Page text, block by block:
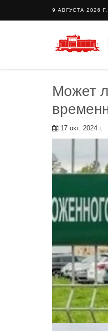
9 АВГУСТА 2026 Г.
Может
17 окт. 2024 г.